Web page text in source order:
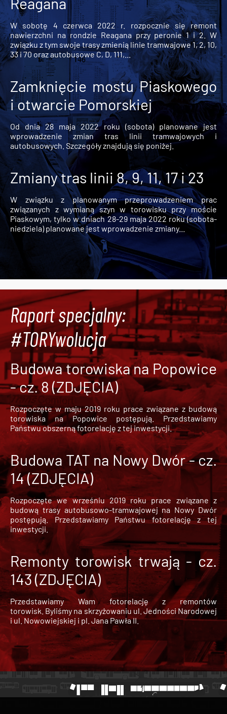
W sobotę 4 czerwca 2022 r. rozpocznie się remont
nawierzchni na rondzie Reagana przy peronie 1 i 2. W
związku z tym swoje trasy zmienią linie tramwajowe 1, 2, 10,
33 i 70 oraz autobusowe C, D, 111,...
Zamknięcie mostu Piaskowego
i otwarcie Pomorskiej
Od dnia 28 maja 2022 roku (sobota) planowane jest
wprowadzenie zmian tras linii tramwajowych i
autobusowych. Szczegóły znajdują się poniżej.
Zmiany tras linii 8, 9, 11, 17 i 23
W związku z planowanym przeprowadzeniem prac
związanych z wymianą szyn w torowisku przy moście
Piaskowym, tylko w dniach 28-29 maja 2022 roku (sobota-
niedziela) planowane jest wprowadzenie zmiany...
Raport specjalny:
#TORYwolucja
Budowa torowiska na Popowice
- cz. 8 (ZDJĘCIA)
Rozpoczęte w maju 2019 roku prace związane z budową
torowiska na Popowice
postępują. Przedstawiamy
Państwu obszerną fotorelację z tej inwestycji.
Budowa TAT na Nowy Dwór - cz.
14 (ZDJĘCIA)
Rozpoczęte we wrześniu 2019 roku prace związane z
budową trasy autobusowo-tramwajowej na Nowy Dwór
postępują. Przedstawiamy Państwu fotorelację z tej
inwestycji.
Remonty torowisk trwają - cz.
143 (ZDJĘCIA)
Przedstawiamy Wam fotorelację z remontów
torowisk. Byliśmy na skrzyżowaniu ul. Jedności Narodowej
i ul. Nowowiejskiej i pl. Jana Pawła II.